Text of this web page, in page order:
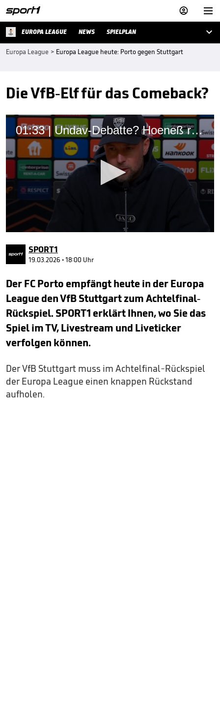


EUROPA LEAGUE NEWS SPIELPLAN 
Europa League > Europa League heute: Porto gegen Stuttgart
Die VfB-Elf für das Comeback?
01:33 | Undav-Debatte? Hoeneß reagiert
seconds
of
minute,
seconds
SPORT1
19.03.2026 • 18:00 Uhr
Der FC Porto empfängt heute in der Europa
League den VfB Stuttgart zum Achtelfinal-
Rückspiel. SPORT1 erklärt Ihnen, wo Sie das
Spiel im TV, Livestream und Liveticker
verfolgen können.
Der VfB Stuttgart muss im Achtelfinal-Rückspiel
der Europa League einen knappen Rückstand
aufholen.